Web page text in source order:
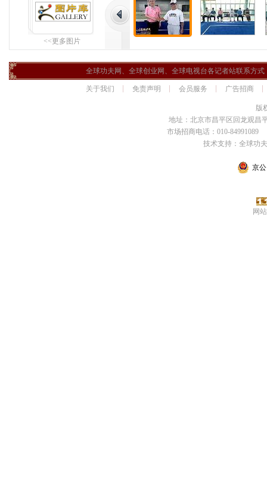
<<更多图片
全球功夫网、全球创业网、全球电视台各记者站联系方式
关于我们 免责声明 会员服务 广告招商
版
地址：北京市昌平区回龙观昌
市场招商电话：010-84991089
技术支持：全球
京公
网